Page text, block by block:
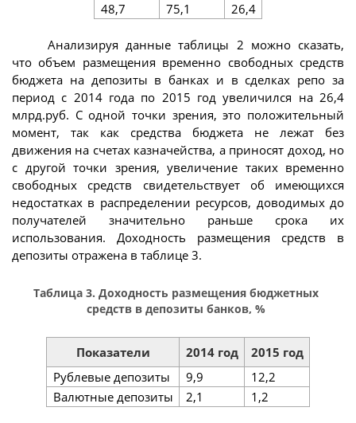
48,7
75,1 26,4
Анализируя данные таблицы 2 можно сказать,
что объем размещения временно свободных средств
бюджета на депозиты в банках и в сделках репо за
период с 2014 года по 2015 год увеличился на 26,4
млрд.руб. С одной точки зрения, это положительный
момент, так как средства бюджета не лежат без
движения на счетах казначейства, а приносят доход, но
с другой точки зрения, увеличение таких временно
свободных средств свидетельствует об имеющихся
недостатках в распределении ресурсов, доводимых до
получателей значительно раньше срока их
использования. Доходность размещения средств в
депозиты отражена в таблице 3.
Таблица 3. Доходность размещения бюджетных
средств в депозиты банков, %
Показатели 2014 год
2015 год
Рублевые депозиты
9,9
12,2
Валютные депозиты
2,1 1,2